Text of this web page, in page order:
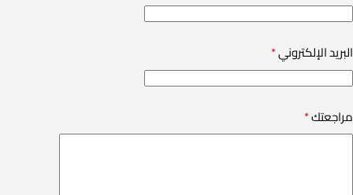
البريد الإلكتروني*
مراجعتك*